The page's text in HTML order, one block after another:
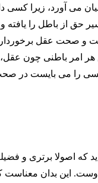
می آورد، زیرا کسی
حق از باطل را یافته و
و صحت عقل
امر باطنی چون عقل،
را می بایست در
که اصولا برتری و
اوست. این بدان